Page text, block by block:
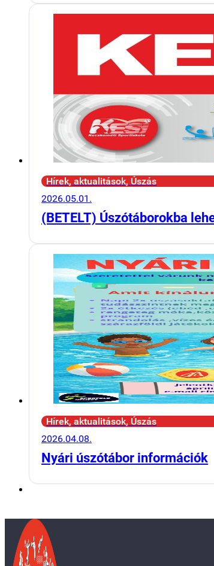
Hírek, aktualitások, Úszás
2026.05.01.
(BETELT) Úszótáborokba
Hírek, aktualitások, Úszás
2026.04.08.
Nyári úszótábor információk